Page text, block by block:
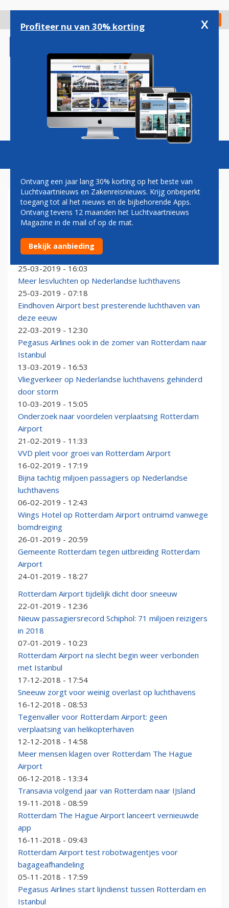
gaan
Check in
Magazine Podcasts Vacatures
ROTTERDAM THE HAGUE
AIRPORT
Alitalia met Airbus A330 naar Rotterdam
25-03-2019 - 16:03
Meer lesvluchten op Nederlandse luchthavens
25-03-2019 - 07:18
Eindhoven Airport best presterende luchthaven van
deze eeuw
22-03-2019 - 12:30
Pegasus Airlines ook in de zomer van Rotterdam naar
Istanbul
13-03-2019 - 16:53
Vliegverkeer op Nederlandse luchthavens gehinderd
door storm
10-03-2019 - 15:05
Onderzoek naar voordelen verplaatsing Rotterdam
Airport
21-02-2019 - 11:33
VVD pleit voor groei van Rotterdam Airport
16-02-2019 - 17:19
Bijna tachtig miljoen passagiers op Nederlandse
luchthavens
06-02-2019 - 12:43
Wings Hotel op Rotterdam Airport ontruimd vanwege
bomdreiging
26-01-2019 - 20:59
Gemeente Rotterdam tegen uitbreiding Rotterdam
Airport
24-01-2019 - 18:27
Rotterdam Airport tijdelijk dicht door sneeuw
22-01-2019 - 12:36
Nieuw passagiersrecord Schiphol: 71 miljoen reizigers
in 2018
07-01-2019 - 10:23
Rotterdam Airport na slecht begin weer verbonden
met Istanbul
17-12-2018 - 17:54
Sneeuw zorgt voor weinig overlast op luchthavens
16-12-2018 - 08:53
Tegenvaller voor Rotterdam Airport: geen
verplaatsing van helikopterhaven
12-12-2018 - 14:58
Meer mensen klagen over Rotterdam The Hague
Airport
06-12-2018 - 13:34
Transavia volgend jaar van Rotterdam naar IJsland
19-11-2018 - 08:59
Rotterdam The Hague Airport lanceert vernieuwde
app
16-11-2018 - 09:43
Rotterdam Airport test robotwagentjes voor
bagageafhandeling
05-11-2018 - 17:59
Pegasus Airlines start lijndienst tussen Rotterdam en
Istanbul
Profiteer nu van 30% korting x
Ontvang een jaar lang 30% korting op het beste van
Luchtvaartnieuws en Zakenreisnieuws. Krijg onbeperkt
toegang tot al het nieuws en de bijbehorende Apps.
Ontvang tevens 12 maanden het Luchtvaartnieuws
Magazine in de mail of op de mat.
Bekijk aanbieding